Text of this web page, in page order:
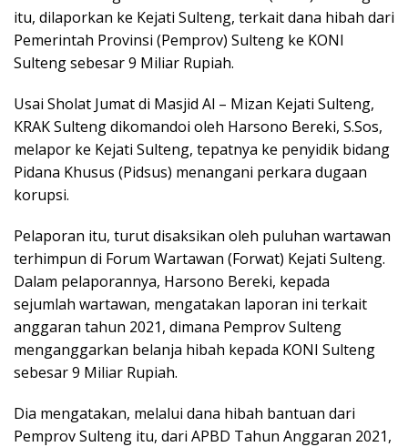
itu, dilaporkan ke Kejati Sulteng, terkait dana hibah dari
Pemerintah Provinsi (Pemprov) Sulteng ke KONI
Sulteng sebesar 9 Miliar Rupiah.
Usai Sholat Jumat di Masjid Al – Mizan Kejati Sulteng,
KRAK Sulteng dikomandoi oleh Harsono Bereki, S.Sos,
melapor ke Kejati Sulteng, tepatnya ke penyidik bidang
Pidana Khusus (Pidsus) menangani perkara dugaan
korupsi.
Pelaporan itu, turut disaksikan oleh puluhan wartawan
terhimpun di Forum Wartawan (Forwat) Kejati Sulteng.
Dalam pelaporannya, Harsono Bereki, kepada
sejumlah wartawan, mengatakan laporan ini terkait
anggaran tahun 2021, dimana Pemprov Sulteng
menganggarkan belanja hibah kepada KONI Sulteng
sebesar 9 Miliar Rupiah.
Dia mengatakan, melalui dana hibah bantuan dari
Pemprov Sulteng itu, dari APBD Tahun Anggaran 2021,